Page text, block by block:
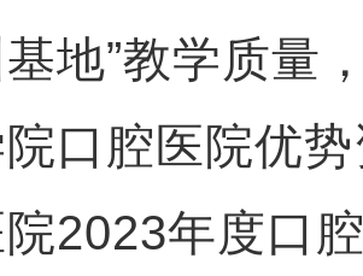
地”教学质量
口腔医院优
2023年度口